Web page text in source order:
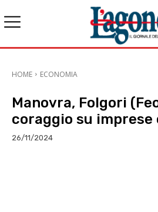
HOME ECONOMIA
Manovra, Folgori
coraggio su imprese
26/11/2024